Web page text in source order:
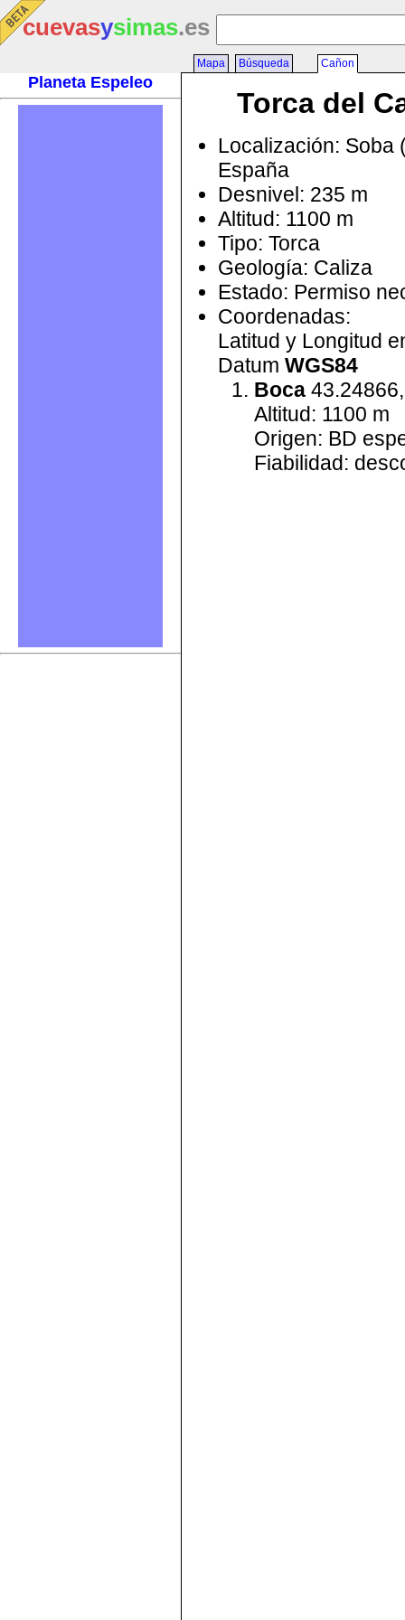
cuevasysimas.es
Planeta Espeleo
Mapa Búsqueda Cañon
Torca del
Localización: Soba
España
Desnivel: 235 m
Altitud: 1100 m
Tipo: Torca
Geología: Caliza
Estado: Permiso
Coordenadas:
Latitud y Longitud
Datum WGS84
Boca
Altitud: 1100 m
Origen: BD
Fiabilidad: